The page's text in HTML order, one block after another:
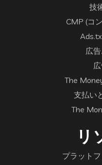
技
CMP (コ
広
The
支払い
The
リ
プラット